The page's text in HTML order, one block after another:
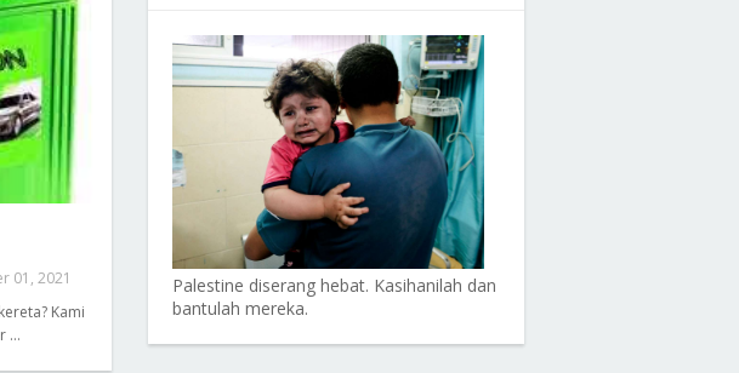
01, 2021
Kami
…
Palestine diserang hebat. Kasihanilah dan
bantulah mereka.